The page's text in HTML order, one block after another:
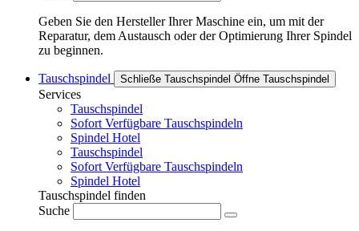
Geben Sie den Hersteller Ihrer Maschine ein, um mit der
Reparatur, dem Austausch oder der Optimierung Ihrer Spindel
zu beginnen.
Tauschspindel Schließe Tauschspindel Öffne Tauschspindel
Services
Tauschspindel
Sofort Verfügbare Tauschspindeln
Spindel Hotel
Tauschspindel
Sofort Verfügbare Tauschspindeln
Spindel Hotel
Tauschspindel finden
Suche